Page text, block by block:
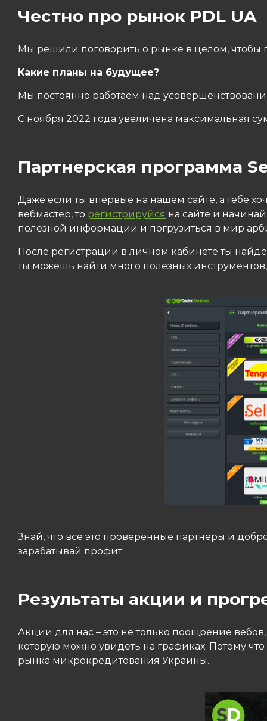
Честно про рынок PDL UA
Мы решили поговорить о рынке в целом, чтобы
Какие планы на будущее?
Мы постоянно работаем над
С ноября 2022 года увеличена максимальная
Партнерская программа
Даже если ты впервые на нашем сайте, а тебе
вебмастер, то регистрируйся на сайте и
полезной информации и погрузиться в мир
После регистрации в личном кабинете ты
ты можешь найти много полезных
Знай, что все это проверенные партнеры и
зарабатывай профит.
Результаты акции и
Акции для нас – это не только поощрение
которую можно увидеть на графиках. Потому
рынка микрокредитования Украины.